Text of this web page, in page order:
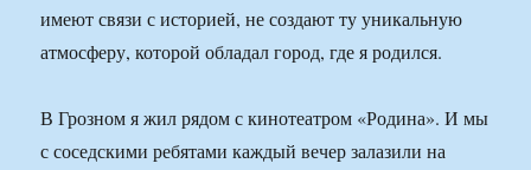
имеют связи с историей, не создают ту уникальную
атмосферу, которой обладал город, где я родился.
В Грозном я жил рядом с кинотеатром «Родина». И мы
с соседскими ребятами каждый вечер залазили на